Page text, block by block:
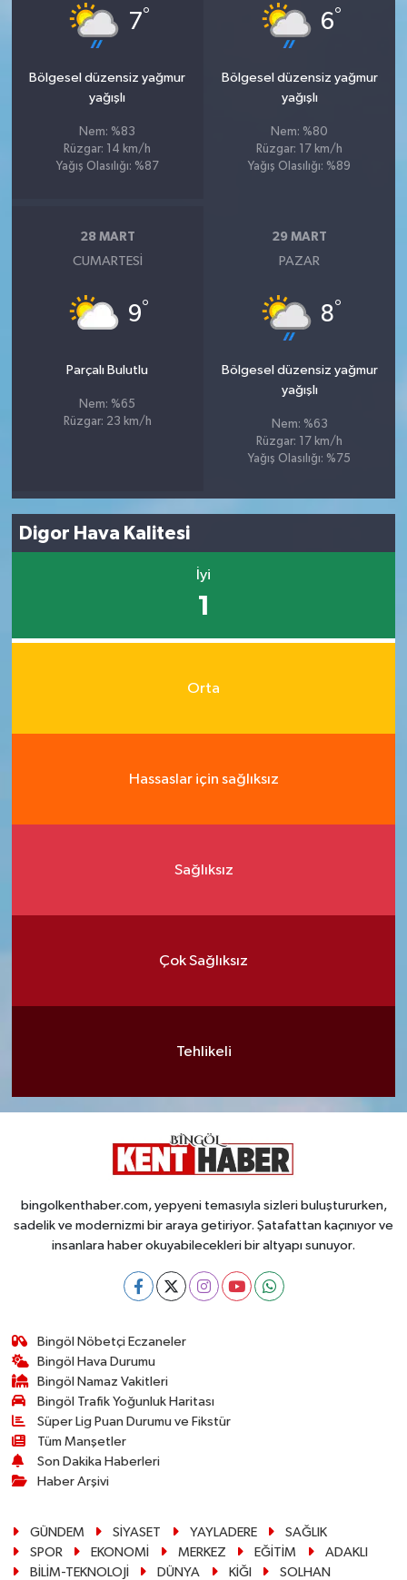
7°
Bölgesel düzensiz yağmur
yağışlı
Nem: %83
Rüzgar: 14 km/h
Yağış Olasılığı: %87
6°
Bölgesel düzensiz yağmur
yağışlı
Nem: %80
Rüzgar: 17 km/h
Yağış Olasılığı: %89
28 MART
CUMARTESI
9°
Parçalı Bulutlu
Nem: %65
Rüzgar: 23 km/h
29 MART
PAZAR
8°
Bölgesel düzensiz yağmur
yağışlı
Nem: %63
Rüzgar: 17 km/h
Yağış Olasılığı: %75
Digor Hava Kalitesi
İyi
1
Orta
Hassaslar için sağlıksız
Sağlıksız
Çok Sağlıksız
Tehlikeli
bingolkenthaber.com, yepyeni temasıyla sizleri buluştururken,
sadelik ve modernizmi bir araya getiriyor. Şatafattan kaçınıyor ve
insanlara haber okuyabilecekleri bir altyapı sunuyor.
Bingöl Nöbetçi Eczaneler
Bingöl Hava Durumu
Bingöl Namaz Vakitleri
Bingöl Trafik Yoğunluk Haritası
Süper Lig Puan Durumu ve Fikstür
Tüm Manşetler
Son Dakika Haberleri
Haber Arşivi
GÜNDEM SİYASET YAYLADERE
SAĞLIK
SPOR
EKONOMİ MERKEZ EĞİTİM
ADAKLI
BİLİM-TEKNOLOJİ
DÜNYA KİĞI SOLHAN